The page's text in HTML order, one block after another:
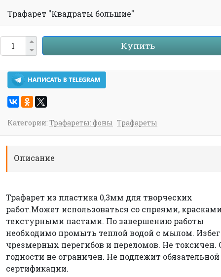
Трафарет "Квадраты большие"
Купить
Категории: Трафареты: фоны Трафареты
Описание
Трафарет из пластика 0,3мм для творческих
работ.Может использоваться со спреями,
текстурными пастами. По завершению работы
необходимо промыть теплой водой с мылом.
чрезмерных перегибов и переломов. Не токсичен.
годности не ограничен. Не подлежит обязательной
сертификации.